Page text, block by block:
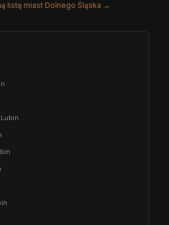
listę miast Dolnego Śląska →